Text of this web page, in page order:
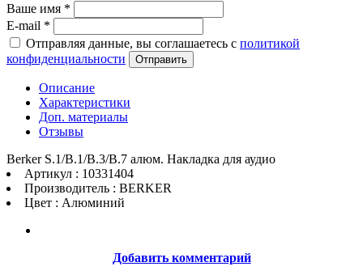
Ваше имя *
E-mail *
Отправляя данные, вы соглашаетесь с политикой
конфиденциальности
Отправить
Описание
Характеристики
Доп. материалы
Отзывы
Berker S.1/B.1/B.3/B.7 алюм. Накладка для аудио
Артикул : 10331404
Производитель : BERKER
Цвет : Алюминий
Добавить комментарий